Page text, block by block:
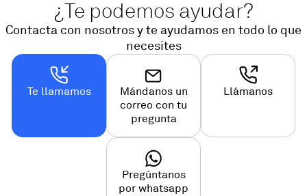
¿Te podemos ayudar?
Contacta con nosotros y te ayudamos en todo lo que
necesites
Te llamamos
Mándanos un
correo con tu
pregunta
Llámanos
Pregúntanos
por whatsapp